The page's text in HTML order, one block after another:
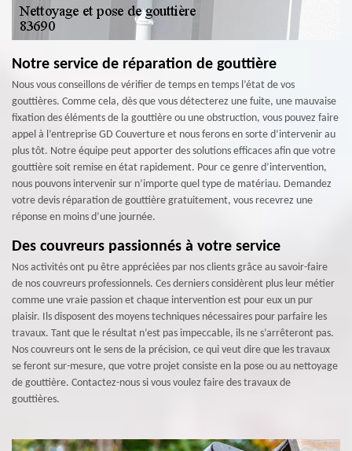
Notre service de réparation de gouttière
Nous vous conseillons de vérifier de temps en temps l’état de vos
gouttières. Comme cela, dès que vous détecterez une fuite, une mauvaise
fixation des éléments de la gouttière ou une obstruction, vous pouvez faire
appel à l’entreprise GD Couverture et nous ferons en sorte d’intervenir au
plus tôt. Notre équipe peut apporter des solutions efficaces afin que votre
gouttière soit remise en état rapidement. Pour ce genre d’intervention,
nous pouvons intervenir sur n’importe quel type de matériau. Demandez
votre devis réparation de gouttière gratuitement, vous recevrez une
réponse en moins d’une journée.
Des couvreurs passionnés à votre service
Nos activités ont pu être appréciées par nos clients grâce au savoir-faire
de nos couvreurs professionnels. Ces derniers considèrent plus leur métier
comme une vraie passion et chaque intervention est pour eux un pur
plaisir. Ils disposent des moyens techniques nécessaires pour parfaire les
travaux. Tant que le résultat n’est pas impeccable, ils ne s’arrêteront pas.
Nos couvreurs ont le sens de la précision, ce qui veut dire que les travaux
se feront sur-mesure, que votre projet consiste en la pose ou au nettoyage
de gouttière. Contactez-nous si vous voulez faire des travaux de
gouttières.